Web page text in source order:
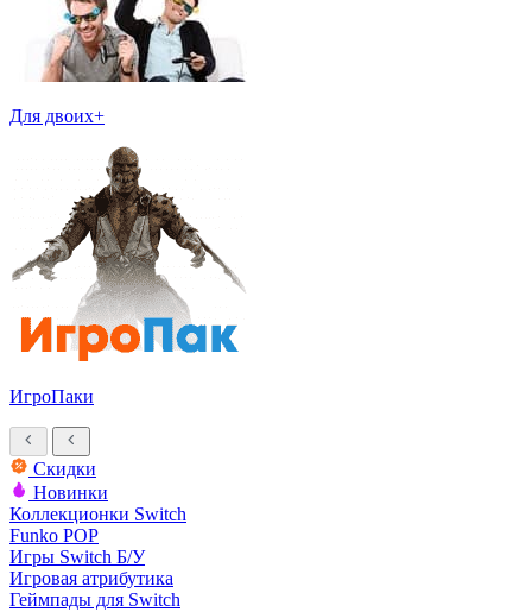
Для двоих+
ИгроПаки
Скидки
Новинки
Коллекционки Switch
Funko POP
Игры Switch Б/У
Игровая атрибутика
Геймпады для Switch